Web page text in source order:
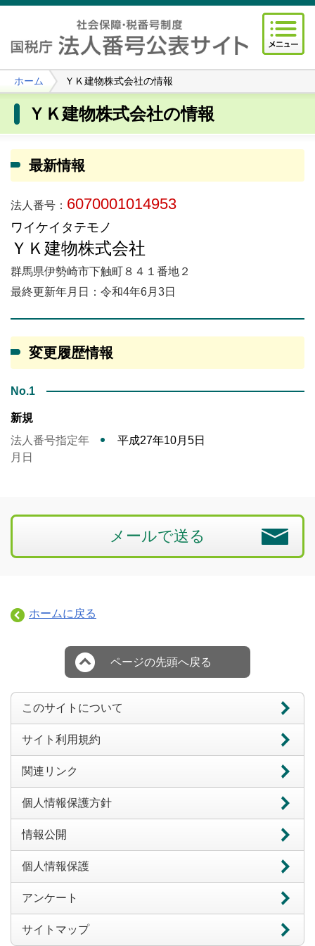
ホーム ＹＫ建物株式会社の情報
ＹＫ建物株式会社の情報
最新情報
法人番号： 6070001014953
ワイケイタテモノ
ＹＫ建物株式会社
群馬県伊勢崎市下触町８４１番地２
最終更新年月日：令和4年6月3日
変更履歴情報
No.1
新規
法人番号指定年
月日
平成27年10月5日
メールで送る
ホームに戻る
ページの先頭へ戻る
このサイトについて
サイト利用規約
関連リンク
個人情報保護方針
情報公開
個人情報保護
アンケート
サイトマップ